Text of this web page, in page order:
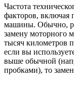
Частота
факторов, включая
машины. Обычно,
замену моторного
тысяч километров
если вы
выше обычной
пробками), то